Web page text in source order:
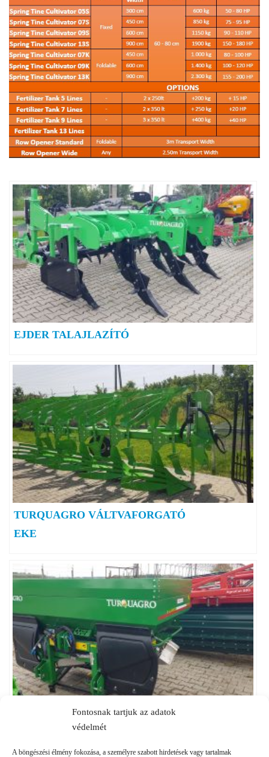
Fontosnak tartjuk az adatok
védelmét
A böngészési élmény fokozása, a személyre szabott hirdetések vagy tartalmak
EJDER TALAJLAZÍTÓ
TURQUAGRO VÁLTVAFORGATÓ
EKE
TURQUAGRO TUFAN
FÜGGESZTETT
MŰTRÁGYASZÓRÓ